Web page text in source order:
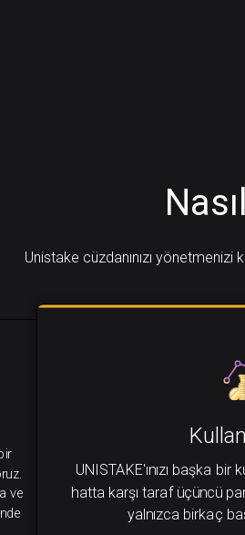
Unistake cüzdanınızı
UNISTAKE'ınızı başka
hatta karşı taraf üçüncü
yalnızca birkaç
ve